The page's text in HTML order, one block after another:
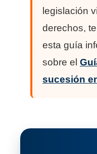
legislación
derechos,
esta guía
sobre el
sucesión